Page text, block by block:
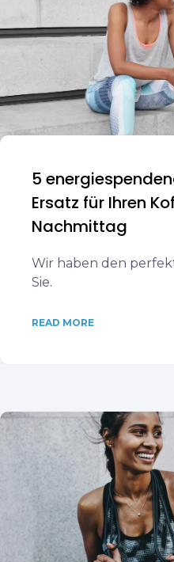
5
Ersatz für Ihren
Nachmittag
Wir haben den
Sie.
READ MORE